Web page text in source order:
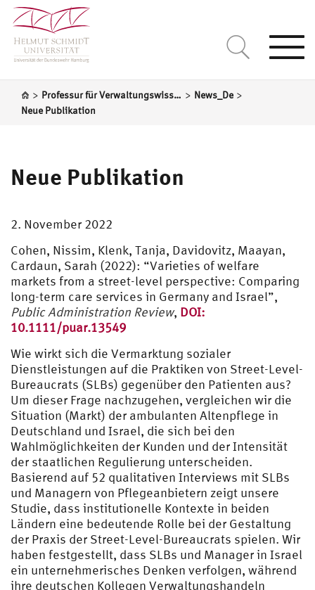
> Professur für Verwaltungswissenschaft > News_De >
Neue Publikation
Neue Publikation
2. November 2022
Cohen, Nissim, Klenk, Tanja, Davidovitz, Maayan,
Cardaun, Sarah (2022): “Varieties of welfare
markets from a street-level perspective: Comparing
long-term care services in Germany and Israel”,
Public Administration Review, DOI:
10.1111/puar.13549
Wie wirkt sich die Vermarktung sozialer
Dienstleistungen auf die Praktiken von Street-Level-
Bureaucrats (SLBs) gegenüber den Patienten aus?
Um dieser Frage nachzugehen, vergleichen wir die
Situation (Markt) der ambulanten Altenpflege in
Deutschland und Israel, die sich bei den
Wahlmöglichkeiten der Kunden und der Intensität
der staatlichen Regulierung unterscheiden.
Basierend auf 52 qualitativen Interviews mit SLBs
und Managern von Pflegeanbietern zeigt unsere
Studie, dass institutionelle Kontexte in beiden
Ländern eine bedeutende Rolle bei der Gestaltung
der Praxis der Street-Level-Bureaucrats spielen. Wir
haben festgestellt, dass SLBs und Manager in Israel
ein unternehmerisches Denken verfolgen, während
ihre deutschen Kollegen Verwaltungshandeln